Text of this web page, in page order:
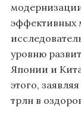
эффективных
уровню
Японии и
этого,
трлн в